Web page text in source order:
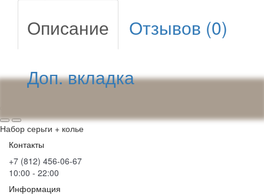
Описание
Отзывов (0)
Доп. вкладка
Набор серьги + колье
Контакты
+7 (812) 456-06-67
10:00 - 22:00
Информация